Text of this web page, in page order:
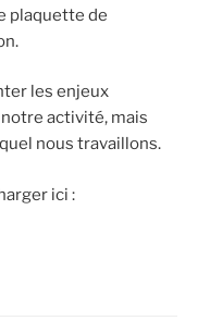
plaquette de
les enjeux
activité, mais
nous travaillons.
ici :